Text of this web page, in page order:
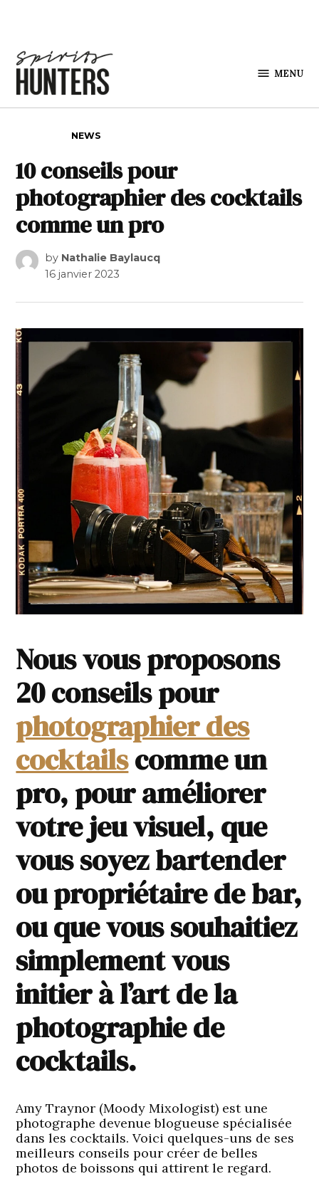
MENU
NEWS
10 conseils pour
photographier des cocktails
comme un pro
by Nathalie Baylaucq
16 janvier 2023
Nous vous proposons
20 conseils pour
photographier des
cocktailscomme un
pro, pour améliorer
votre jeu visuel, que
vous soyez bartender
ou propriétaire de bar,
ou que vous souhaitiez
simplement vous
initier à l’art de la
photographie de
cocktails.
Amy Traynor (Moody Mixologist) est une
photographe devenue blogueuse spécialisée
dans les cocktails. Voici quelques-uns de ses
meilleurs conseils pour créer de belles
photos de boissons qui attirent le regard.